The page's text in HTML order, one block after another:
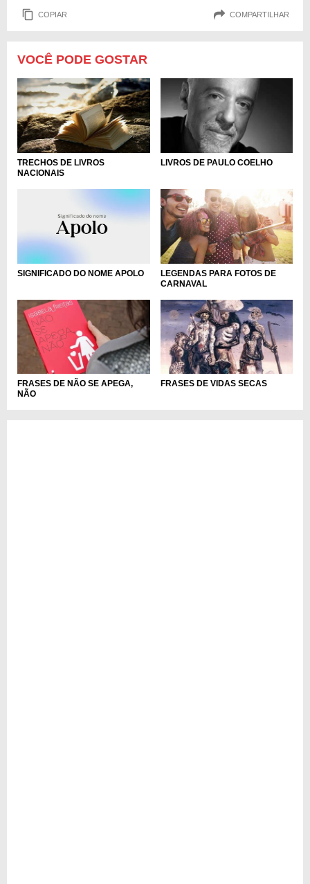
COPIAR COMPARTILHAR
VOCÊ PODE GOSTAR
TRECHOS DE LIVROS
NACIONAIS
LIVROS DE PAULO COELHO
SIGNIFICADO DO NOME APOLO
LEGENDAS PARA FOTOS DE
CARNAVAL
FRASES DE NÃO SE APEGA,
NÃO
FRASES DE VIDAS SECAS